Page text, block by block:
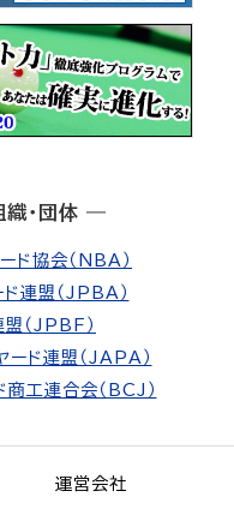
織・団体 ―
ド協会（NBA）
連盟（JPBA）
（JPBF）
ード連盟（JAPA）
工連合会（BCJ）
運営会社